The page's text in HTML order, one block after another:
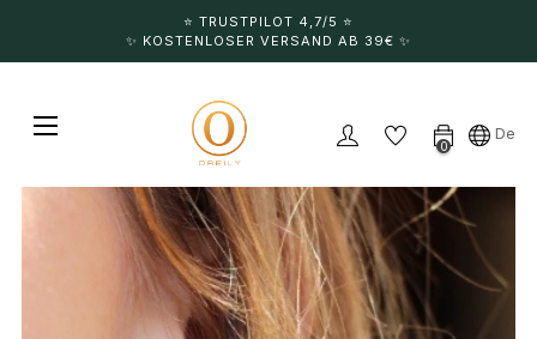
⭐️ TRUSTPILOT 4,7/5 ⭐️
✨ KOSTENLOSER VERSAND AB 39€ ✨
Umschalten der Navigation
☰
0
De